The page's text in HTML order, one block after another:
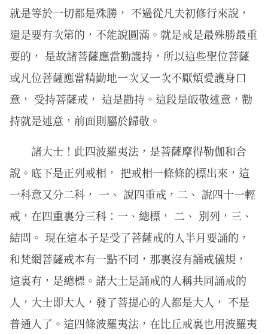
就是等於一切都是殊勝， 不過從凡夫初修行來說，
還是要有次第的，不能說圓滿。就是戒是最殊勝最重
要的， 是故諸菩薩應當勤護持，所以這些聖位菩薩
或凡位菩薩應當精勤地一次又一次不厭煩愛護身口
意， 受持菩薩戒， 這是勸持。這段是皈敬述意，勸
持就是述意，前面則屬於歸敬。
諸大士！此四波羅夷法，是菩薩摩得勒伽和合
說。底下是正列戒相， 把戒相一條條的標出來，這
一科意又分二科， 一、 說四重戒，二、 說四十一輕
戒，在四重裏分三科：一、總標， 二、 別列，三、
結問。 現在這本子是受了菩薩戒的人半月要誦的，
和梵網菩薩戒本有一點不同，那裏沒有誦戒儀規，
這裏有，是總標。諸大士是誦戒的人稱共同誦戒的
人，大士即大人，發了菩提心的人都是大人， 不是
普通人了。這四條波羅夷法，在比丘戒裏也用波羅夷